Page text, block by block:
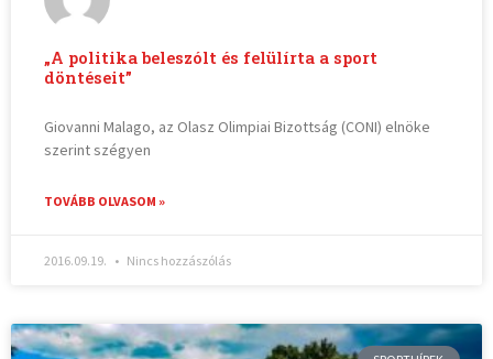
„A politika beleszólt és felülírta a sport
döntéseit”
Giovanni Malago, az Olasz Olimpiai Bizottság (CONI) elnöke
szerint szégyen
TOVÁBB OLVASOM »
2016.09.19. Nincs hozzászólás